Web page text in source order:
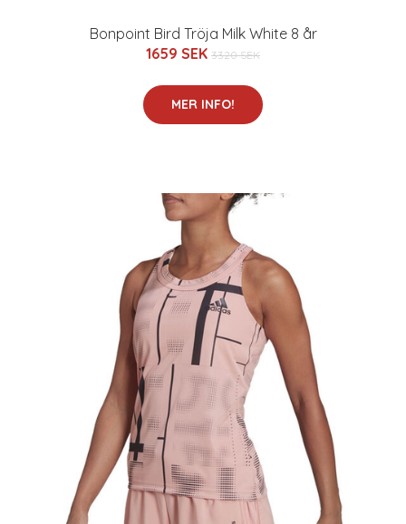
Bonpoint Bird Tröja Milk White 8 år
1659 SEK 3320 SEK
MER INFO!